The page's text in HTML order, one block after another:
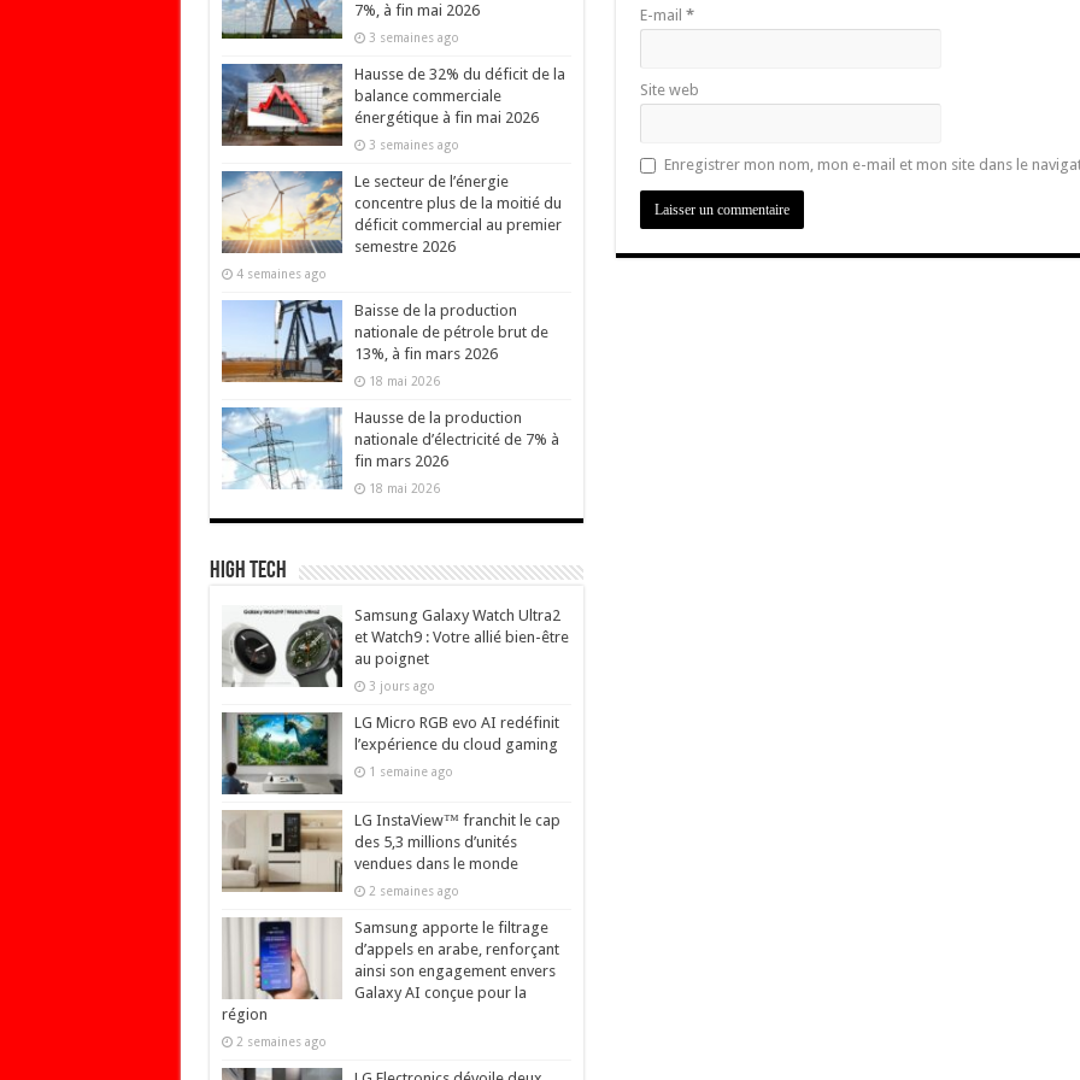
E-mail *
Site web
Enregistrer mon nom, mon e-mail et mon site dans le
7%, à fin mai 2026
3 semaines ago
Hausse de 32% du déficit de la
balance commerciale
énergétique à fin mai 2026
3 semaines ago
Le secteur de l’énergie
concentre plus de la moitié du
déficit commercial au premier
semestre 2026
4 semaines ago
Baisse de la production
nationale de pétrole brut de
13%, à fin mars 2026
18 mai 2026
Hausse de la production
nationale d’électricité de 7% à
fin mars 2026
18 mai 2026
High Tech
Samsung Galaxy Watch Ultra2
et Watch9 : Votre allié bien-être
au poignet
3 jours ago
LG Micro RGB evo AI redéfinit
l’expérience du cloud gaming
1 semaine ago
LG InstaView™ franchit le cap
des 5,3 millions d’unités
vendues dans le monde
2 semaines ago
Samsung apporte le filtrage
d’appels en arabe, renforçant
ainsi son engagement envers
Galaxy AI conçue pour la
région
2 semaines ago